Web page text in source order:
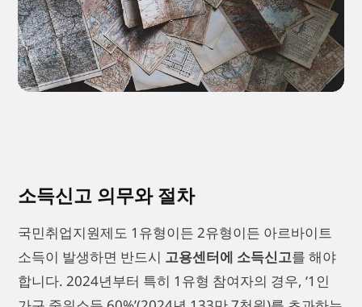
소득신고 의무와 절차
국민취업지원제도 1유형이든 2유형이든 아르바이트
소득이 발생하면 반드시 고용센터에 소득신고를 해야
합니다. 2024년부터 특히 1유형 참여자의 경우, ‘1인